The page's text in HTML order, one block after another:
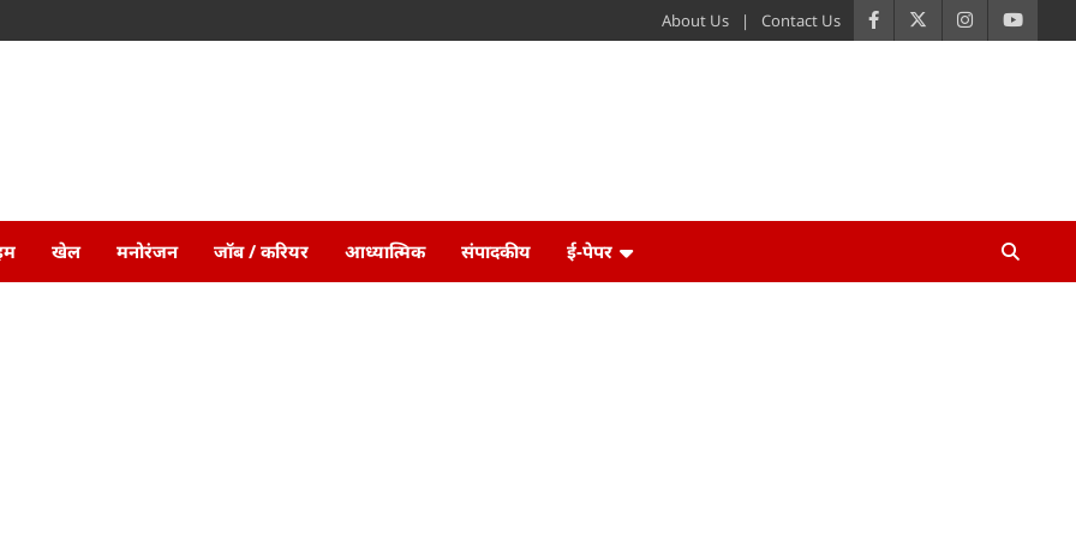
About Us Contact Us
खेल मनोरंजन जॉब / करियर आध्यात्मिक संपादकीय ई-पेपर